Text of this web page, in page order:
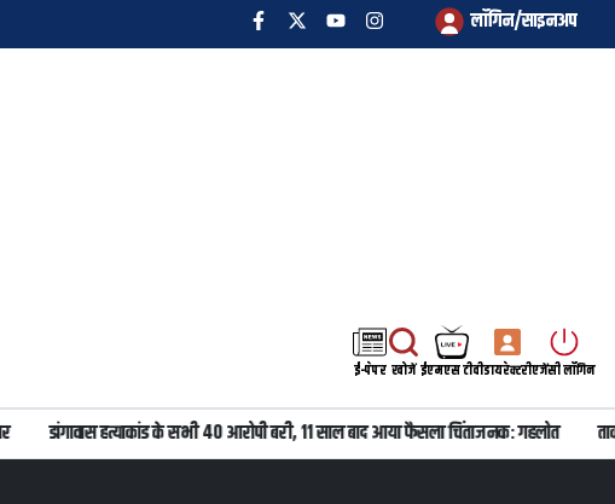
लॉगिन/साइनअप
ई-पेपर खोजें ईएमएस टीवीडायरेक्टरीएजेंसी लॉगिन
डांगावास हत्याकांड के सभी 40 आरोपी बरी, 11 साल बाद आया फैसला चिंताजनक: गहलोत